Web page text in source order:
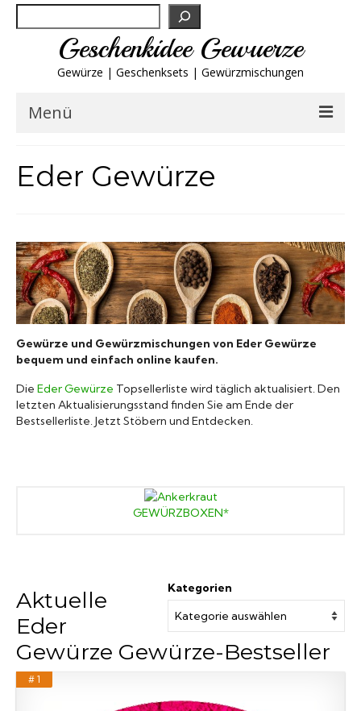
Geschenkidee Gewuerze
Gewürze | Geschenksets | Gewürzmischungen
Menü
Gewürzgläser
Gewürzregal
Mörser
Eder Gewürze
Gewürze und Gewürzmischungen von Eder Gewürze
bequem und einfach online kaufen.
Die Eder Gewürze Topsellerliste wird täglich aktualisiert. Den
letzten Aktualisierungsstand finden Sie am Ende der
Bestsellerliste. Jetzt Stöbern und Entdecken.
GEWÜRZBOXEN*
Kategorien
Aktuelle
Eder
Gewürze Gewürze-Bestseller
# 1